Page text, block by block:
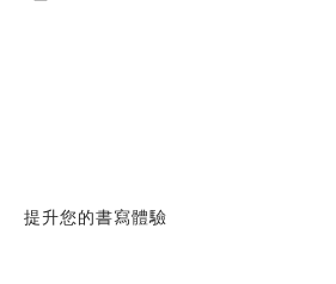
提升您的書寫體驗